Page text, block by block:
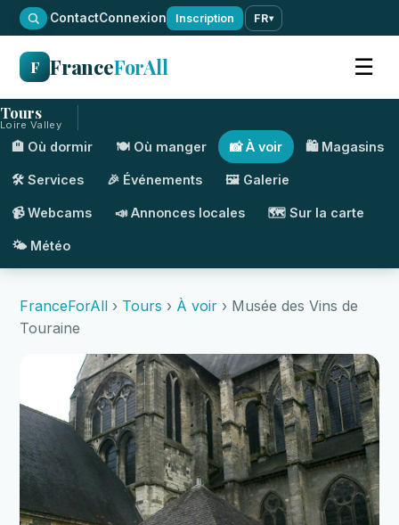
·ContactConnexion Inscription FR▾
F FranceForAll ☰
Tours
Loire Valley
🏨 Où dormir 🍽️ Où manger 📸 À voir 🛍️ Magasins
🛠️ Services 🎉 Événements 🖼️ Galerie
📹 Webcams 📣 Annonces locales 🗺️ Sur la carte
🌤️ Météo
FranceForAll › Tours › À voir › Musée des Vins de
Touraine